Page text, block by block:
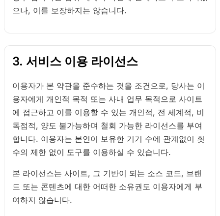
으나, 이를 보장하지는 않습니다.
3. 서비스 이용 라이선스
이용자가 본 약관을 준수하는 것을 조건으로, 당사는 이
용자에게 개인적 목적 또는 사내 업무 목적으로 사이트
에 접근하고 이를 이용할 수 있는 개인적, 전 세계적, 비
독점적, 양도 불가능하며 철회 가능한 라이선스를 부여
합니다. 이용자는 본인이 보유한 기기 수에 관계없이 횟
수의 제한 없이 도구를 이용하실 수 있습니다.
본 라이선스는 사이트, 그 기반이 되는 소스 코드, 브랜
드 또는 콘텐츠에 대한 어떠한 소유권도 이용자에게 부
여하지 않습니다.